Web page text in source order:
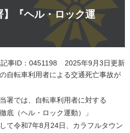
】『ヘル・ロック運
記事ID：0451198
2025年9月3日更新
自転車利用者による交通死亡事故が
署では、自転車利用者に対する
（ヘル・ロック運動）」
て令和7年8月24日、カラフルタウン